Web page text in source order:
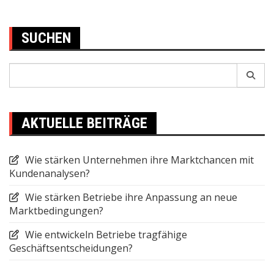
SUCHEN
AKTUELLE BEITRÄGE
Wie stärken Unternehmen ihre Marktchancen mit
Kundenanalysen?
Wie stärken Betriebe ihre Anpassung an neue
Marktbedingungen?
Wie entwickeln Betriebe tragfähige
Geschäftsentscheidungen?